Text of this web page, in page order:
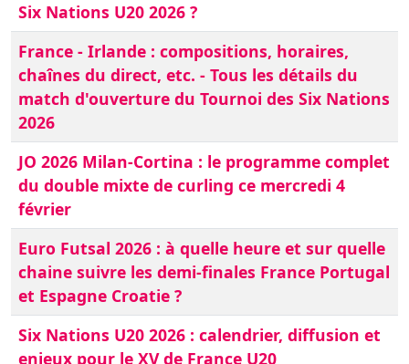
Six Nations U20 2026 ?
France - Irlande : compositions, horaires,
chaînes du direct, etc. - Tous les détails du
match d'ouverture du Tournoi des Six Nations
2026
JO 2026 Milan-Cortina : le programme complet
du double mixte de curling ce mercredi 4
février
Euro Futsal 2026 : à quelle heure et sur quelle
chaine suivre les demi-finales France Portugal
et Espagne Croatie ?
Six Nations U20 2026 : calendrier, diffusion et
enjeux pour le XV de France U20